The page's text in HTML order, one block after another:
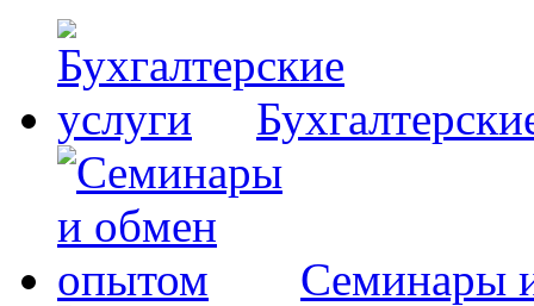
Семинары